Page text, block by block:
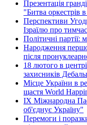
Презентація
"Битва оркестрів
Перспективи
Ізраїлю про
Політичні
Народження
після
18 лютого в
захисників
Місце України в
щастя World
ІХ Міжнародна
об'єднує Україну"
Перемоги і